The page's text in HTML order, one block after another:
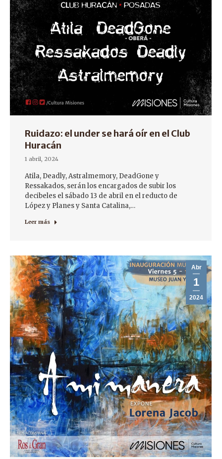
Ruidazo: el under se hará oír en el Club
Huracán
1 abril, 2024
Atila, Deadly, Astralmemory, DeadGone y
Ressakados, serán los encargados de subir los
decibeles el sábado 13 de abril en el reducto de
López y Planes y Santa Catalina,…
Leer más
Abr
1
2024